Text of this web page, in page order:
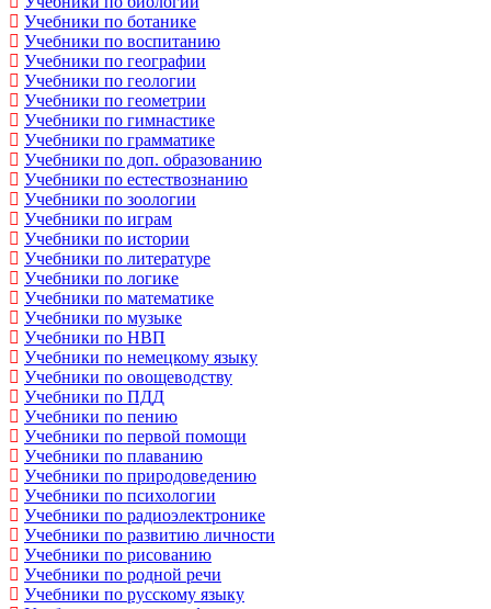
Учебники по ботанике
Учебники по воспитанию
Учебники по географии
Учебники по геологии
Учебники по геометрии
Учебники по гимнастике
Учебники по грамматике
Учебники по доп. образованию
Учебники по естествознанию
Учебники по зоологии
Учебники по играм
Учебники по истории
Учебники по литературе
Учебники по логике
Учебники по математике
Учебники по музыке
Учебники по НВП
Учебники по немецкому языку
Учебники по овощеводству
Учебники по ПДД
Учебники по пению
Учебники по первой помощи
Учебники по плаванию
Учебники по природоведению
Учебники по психологии
Учебники по радиоэлектронике
Учебники по развитию личности
Учебники по рисованию
Учебники по родной речи
Учебники по русскому языку